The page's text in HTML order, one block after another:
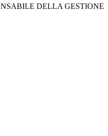
DELLA GESTIONE